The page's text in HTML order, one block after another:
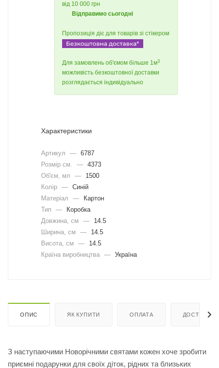
від 10 000 грн
Відправимо сьогодні
Пропозиція діє для товарів зі стікером
Для замовлень об'ємом більше 1м3
можливість безкоштовної доставки
розглядається індивідуально
Характеристики
Артикул — 6787
Розмір см.
— 4373
Об'єм, мл
—
1500
Колір — Синій
Матеріал
—
Картон
Тип
—
Коробка
Довжина, cм
—
14.5
Ширина, cм
—
14.5
Висота, см
—
14.5
Країна виробництва — Україна
ОПИС ЯК КУПИТИ ОПЛАТА ДОСТАВКА
З наступаючими Новорічними святами кожен хоче зробити
приємні подарунки для своїх діток, рідних та близьких